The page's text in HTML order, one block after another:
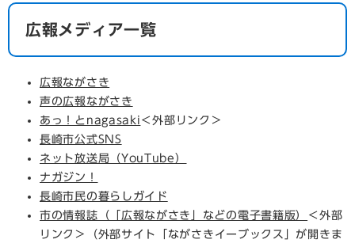
広報メディア一覧
広報ながさき
声の広報ながさき
あっ！とnagasaki ＜外部リンク＞
長崎市公式SNS
ネット放送局（YouTube）
ナガジン！
長崎市民の暮らしガイド
市の情報誌（「広報ながさき」などの電子書籍版）
＜外部
リンク＞
（外部サイト「ながさきイーブックス」が開きま